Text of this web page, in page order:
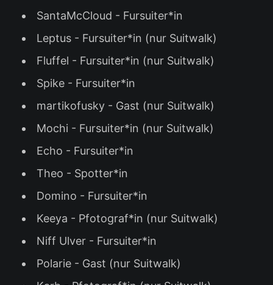
SantaMcCloud - Fursuiter*in
Leptus - Fursuiter*in (nur Suitwalk)
Fluffel - Fursuiter*in (nur Suitwalk)
Spike - Fursuiter*in
martikofusky - Gast (nur Suitwalk)
Mochi - Fursuiter*in (nur Suitwalk)
Echo - Fursuiter*in
Theo - Spotter*in
Domino - Fursuiter*in
Keeya - Pfotograf*in (nur Suitwalk)
Niff Ulver - Fursuiter*in
Polarie - Gast (nur Suitwalk)